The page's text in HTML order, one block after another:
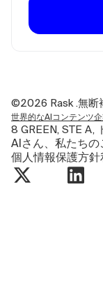
©2026 Rask .無断
世界的なAIコンテンツ
8 GREEN, STE A,
AIさん、私たち
個人情報保護方針